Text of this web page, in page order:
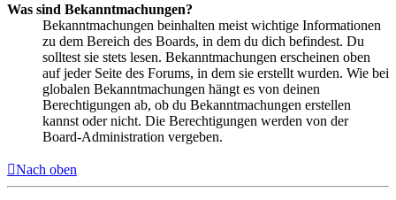
Was sind Bekanntmachungen?
Bekanntmachungen beinhalten meist wichtige Informationen
zu dem Bereich des Boards, in dem du dich befindest. Du
solltest sie stets lesen. Bekanntmachungen erscheinen oben
auf jeder Seite des Forums, in dem sie erstellt wurden. Wie bei
globalen Bekanntmachungen hängt es von deinen
Berechtigungen ab, ob du Bekanntmachungen erstellen
kannst oder nicht. Die Berechtigungen werden von der
Board-Administration vergeben.
Nach oben